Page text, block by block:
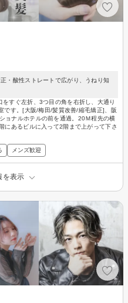
・酸性ストレートで広がり、うねり知
すぐ左折、3つ目の角を右折し、大通り
です。[大阪/梅田/髪質改善/縮毛矯正]、阪
ョナルホテルの前を通過。20Ｍ程先の横
にあるビルに入って2階まで上がって下さ
メンズ歓迎
を表示